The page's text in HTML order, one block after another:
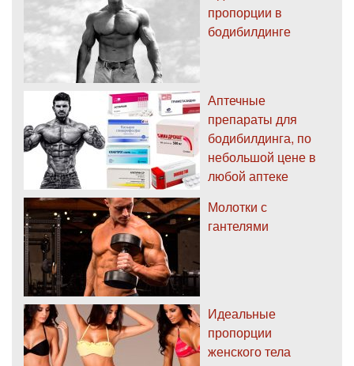
пропорции в
бодибилдинге
Аптечные
препараты для
бодибилдинга, по
небольшой цене в
любой аптеке
Молотки с
гантелями
Идеальные
пропорции
женского тела